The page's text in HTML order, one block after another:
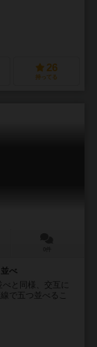
26
持ってる
べ
と同様、交互に
で五つ並べるこ